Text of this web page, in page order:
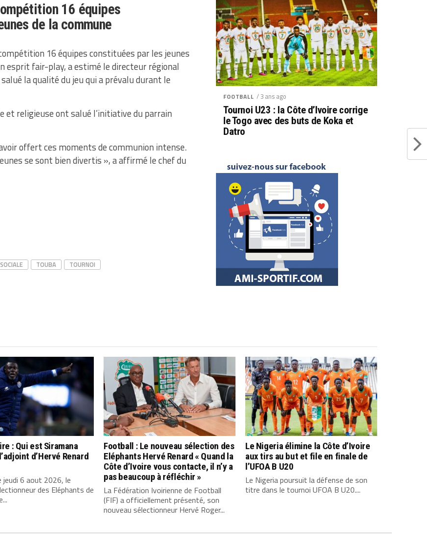
16 équipes
de la commune
16 équipes constituées par les jeunes
esprit fair-play, a estimé le directeur régional
la qualité du jeu qui a prévalu durant le
religieuse ont salué l’initiative du parrain
offert ces moments de communion intense.
se sont bien divertis », a affirmé le chef du
TOUBA TOURNOI
FOOTBALL / 3 ans ago
Tournoi U23 : la Côte d’Ivoire corrige
le Togo avec des buts de Koka et
Datro
: Qui est Siramana
d’Hervé Renard
jeudi 6 aout 2026, le
des Eléphants de
Football : Le nouveau sélection des
Eléphants Hervé Renard « Quand la
Côte d’Ivoire vous contacte, il n’y a
pas beaucoup à réfléchir »
La Fédération Ivoirienne de Football
(FIF) a officiellement présenté, son
nouveau sélectionneur Hervé Roger...
Le Nigeria élimine la Côte d’Ivoire
aux tirs au but et file en finale de
l’UFOA B U20
Le Nigeria poursuit la défense de son
titre dans le tournoi UFOA B U20....